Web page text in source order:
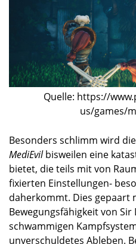
Besonders schlimm wird
MediEvil bisweilen eine
bietet, die teils mit von
fixierten Einstellungen-
daherkommt. Dies gepaart
Bewegungsfähigkeit von
schwammigen
unverschuldetes Ableben.
einen neuen Raum und
in die Arme oder überrollt
Kamera und mangelhafter
versehentlich bei einer
Felsen und führt dies zum
Do-Over, möchte man den
mal an die Gurgel springen.